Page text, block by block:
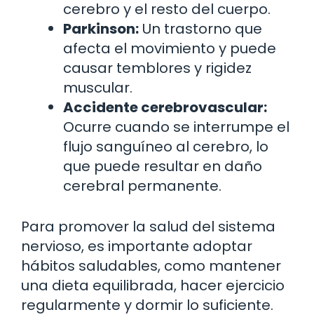
cerebro y el resto del cuerpo.
Parkinson: Un trastorno que
afecta el movimiento y puede
causar temblores y rigidez
muscular.
Accidente cerebrovascular:
Ocurre cuando se interrumpe el
flujo sanguíneo al cerebro, lo
que puede resultar en daño
cerebral permanente.
Para promover la salud del sistema
nervioso, es importante adoptar
hábitos saludables, como mantener
una dieta equilibrada, hacer ejercicio
regularmente y dormir lo suficiente.